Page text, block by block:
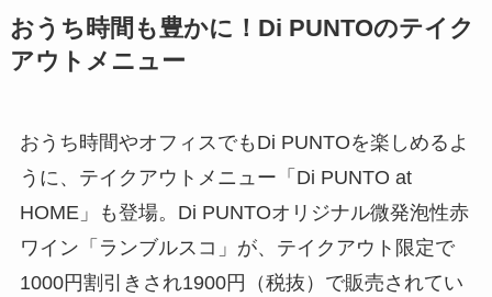
おうち時間も豊かに！Di PUNTOのテイク
アウトメニュー
おうち時間やオフィスでもDi PUNTOを楽しめるよ
うに、テイクアウトメニュー「Di PUNTO at
HOME」も登場。Di PUNTOオリジナル微発泡性赤
ワイン「ランブルスコ」が、テイクアウト限定で
1000円割引きされ1900円（税抜）で販売されてい